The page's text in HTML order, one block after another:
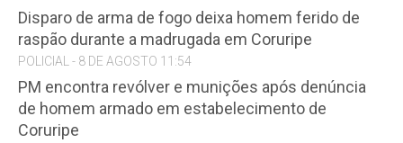
Disparo de arma de fogo deixa homem ferido de
raspão durante a madrugada em Coruripe
POLICIAL - 8 DE AGOSTO 11:54
PM encontra revólver e munições após denúncia
de homem armado em estabelecimento de
Coruripe